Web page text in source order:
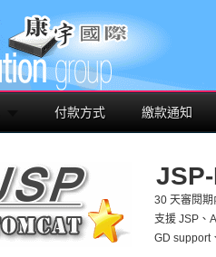
付款方式 繳款通知
30 天審閱
支援 JSP、
GD support